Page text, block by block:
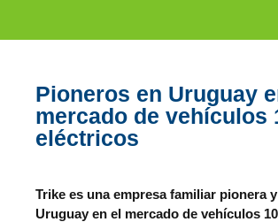
Pioneros en Uruguay
mercado de vehículos
eléctricos
Trike es una empresa familiar pionera
Uruguay en el mercado de vehículos